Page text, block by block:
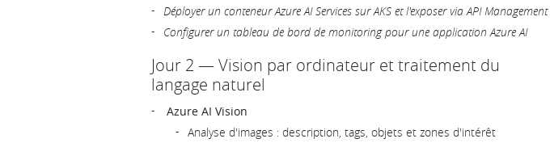
Déployer un conteneur Azure AI Services sur AKS et l'exposer via API Management
Configurer un tableau de bord de monitoring pour une application Azure AI
Jour 2 — Vision par ordinateur et traitement du
langage naturel
Azure AI Vision
Analyse d'images : description, tags, objets et zones d'intérêt